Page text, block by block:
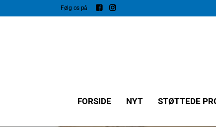
Følg os på
FORSIDE NYT STØTTEDE